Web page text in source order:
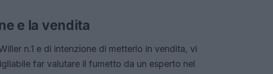
e la vendita
n.1 e di intenzione di metterlo in vendita, vi
far valutare il fumetto da un esperto nel